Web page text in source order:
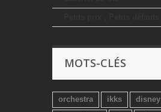
MOTS-CLÉS
orchestra ikks disney